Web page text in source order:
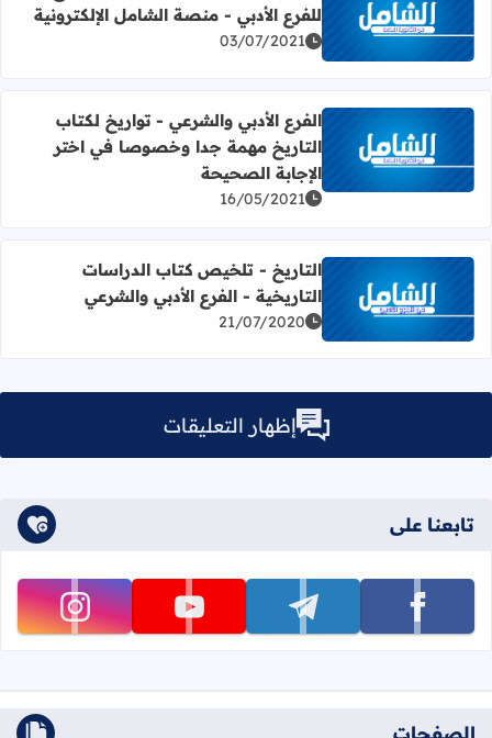
اقرأ المزيد عن أسئلة اختيار من متعدد لمادة التاريخ للفرع
للفرع الأدبي - منصة الشامل الإلكترونية
03/07/2021
اقرأ المزيد عن الفرع الأدبي والشرعي - تواريخ لكتاب
الفرع الأدبي والشرعي - تواريخ لكتاب
التاريخ مهمة جدا وخصوصا في اختر
الإجابة الصحيحة
16/05/2021
اقرأ المزيد عن التاريخ - تلخيص كتاب الدراسات التاريخية -
التاريخ - تلخيص كتاب الدراسات
التاريخية - الفرع الأدبي والشرعي
21/07/2020
إظهار التعليقات
تابعنا على
تابعنا على facebook تابعنا على telegram تابعنا على youtube تابعنا على instagram
الصفحات